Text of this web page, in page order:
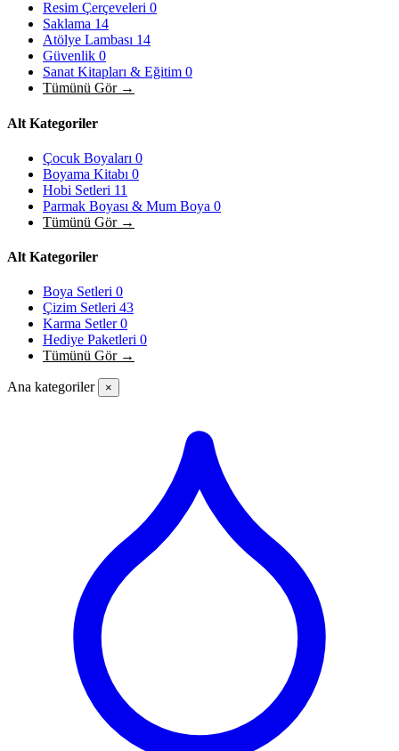
Resim Çerçeveleri 0
Saklama 14
Atölye Lambası 14
Güvenlik 0
Sanat Kitapları & Eğitim 0
Tümünü Gör →
Alt Kategoriler
Çocuk Boyaları 0
Boyama Kitabı 0
Hobi Setleri 11
Parmak Boyası & Mum Boya 0
Tümünü Gör →
Alt Kategoriler
Boya Setleri 0
Çizim Setleri 43
Karma Setler0
Hediye Paketleri 0
Tümünü Gör →
Ana kategoriler ×